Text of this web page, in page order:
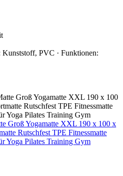
Kunststoff, PVC · Funktionen:
Groß Yogamatte XXL 190 x 100 x
Rutschfest TPE Fitnessmatte
Yoga Pilates Training Gym